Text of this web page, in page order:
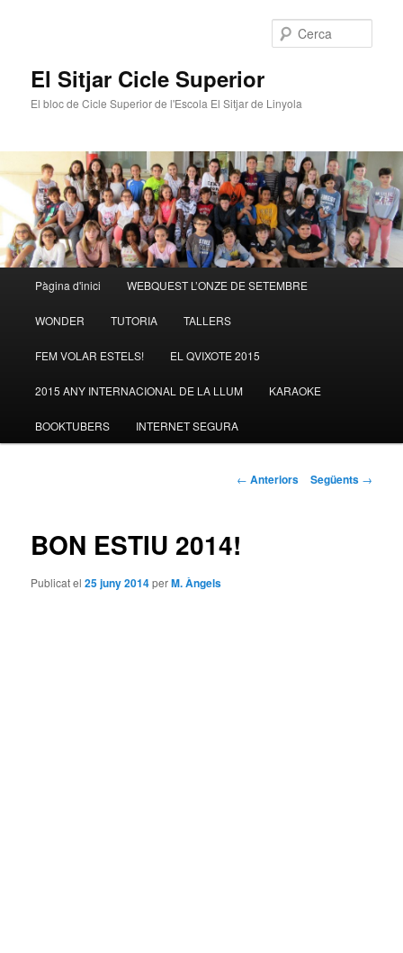
El Sitjar Cicle Superior
El bloc de Cicle Superior de l'Escola El Sitjar de Linyola
principal
Aneu
al
contingut
Pàgina d'inici WEBQUEST L’ONZE DE SETEMBRE
WONDER TUTORIA TALLERS
FEM VOLAR ESTELS! EL QVIXOTE 2015
2015 ANY INTERNACIONAL DE LA LLUM KARAOKE
BOOKTUBERS INTERNET SEGURA
Navegació
← Anteriors Següents →
BON ESTIU 2014!
Publicat el25 juny 2014perM. Àngels